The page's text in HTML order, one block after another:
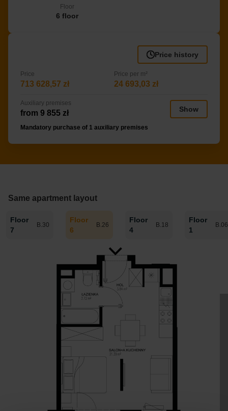
Floor
6 floor
Price
713 628,57 zł
Price per m²
24 693,03 zł
Price history
Auxiliary premises
from 9 855 zł Show
Mandatory purchase of 1 auxiliary premises
Same apartment layout
Floor
7
B.30
Floor
6
B.26
Floor
4
B.18
Floor
1
B.06